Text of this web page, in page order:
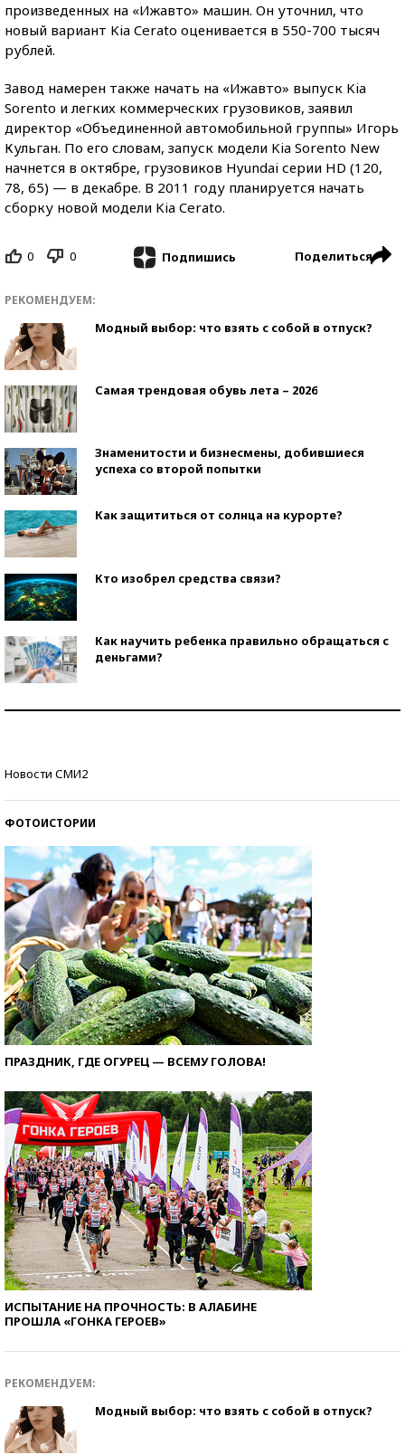
произведенных на «Ижавто» машин. Он уточнил, что
новый вариант Kia Cerato оценивается в 550-700 тысяч
рублей.
Завод намерен также начать на «Ижавто» выпуск Kia
Sorento и легких коммерческих грузовиков, заявил
директор «Объединенной автомобильной группы» Игорь
Кульган. По его словам, запуск модели Kia Sorento New
начнется в октябре, грузовиков Hyundai серии HD (120,
78, 65) — в декабре. В 2011 году планируется начать
сборку новой модели Kia Cerato.
0 0 Подпишись Поделиться
РЕКОМЕНДУЕМ:
Модный выбор: что взять с собой в отпуск?
Самая трендовая обувь лета – 2026
Знаменитости и бизнесмены, добившиеся
успеха со второй попытки
Как защититься от солнца на курорте?
Кто изобрел средства связи?
Как научить ребенка правильно обращаться с
деньгами?
Новости СМИ2
ФОТОИСТОРИИ
ПРАЗДНИК, ГДЕ ОГУРЕЦ — ВСЕМУ ГОЛОВА!
ИСПЫТАНИЕ НА ПРОЧНОСТЬ: В АЛАБИНЕ
ПРОШЛА «ГОНКА ГЕРОЕВ»
РЕКОМЕНДУЕМ:
Модный выбор: что взять с собой в отпуск?